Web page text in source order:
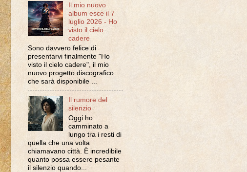
Il mio nuovo
album esce il 7
luglio 2026 - Ho
visto il cielo
cadere
Sono davvero felice di
presentarvi finalmente "Ho
visto il cielo cadere", il mio
nuovo progetto discografico
che sarà disponibile ...
Il rumore del
silenzio
Oggi ho
camminato a
lungo tra i resti di
quella che una volta
chiamavano città. È incredibile
quanto possa essere pesante
il silenzio quando...